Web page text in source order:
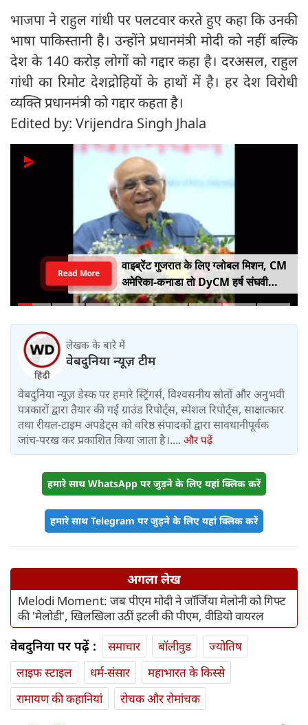
भाजपा ने राहुल गांधी पर पलटवार करते हुए कहा कि उनकी
भाषा पाकिस्तानी है। उन्होंने प्रधानमंत्री मोदी को नहीं बल्कि
देश के 140 करोड़ लोगों को गद्दार कहा है। दरअसल, राहुल
गांधी का रिमोट देशद्रोहियों के हाथों में है। हर देश विरोधी
व्यक्ति प्रधानमंत्री को गद्दार कहता है।
Edited by: Vrijendra Singh Jhala
वाइब्रेंट गुजरात के लिए ग्लोबल मिशन, CM
अमेरिका-कनाडा तो DyCM हर्ष संघवी
संभालेंगे जापान-यूरोप का मोर्चा
Read More
लेखक के बारे में
वेबदुनिया न्यूज़ टीम
वेबदुनिया न्यूज़ डेस्क पर हमारे स्ट्रिंगर्स, विश्वसनीय स्रोतों और अनुभवी
पत्रकारों द्वारा तैयार की गई ग्राउंड रिपोर्ट्स, स्पेशल रिपोर्ट्स, साक्षात्कार
तथा रीयल-टाइम अपडेट्स को वरिष्ठ संपादकों द्वारा सावधानीपूर्वक
जांच-परख कर प्रकाशित किया जाता है।.... और पढ़ें
हमारे साथ WhatsApp पर जुड़ने के लिए यहां क्लिक करें
हमारे साथ Telegram पर जुड़ने के लिए यहां क्लिक करें
अगला लेख
Melodi Moment: जब पीएम मोदी ने जॉर्जिया मेलोनी को गिफ्ट
की 'मेलोडी', खिलखिला उठीं इटली की पीएम, वीडियो वायरल
वेबदुनिया पर पढ़ें : समाचार बॉलीवुड
ज्योतिष
लाइफ स्‍टाइल
धर्म-संसार
महाभारत के किस्से
रामायण की कहानियां
रोचक और रोमांचक